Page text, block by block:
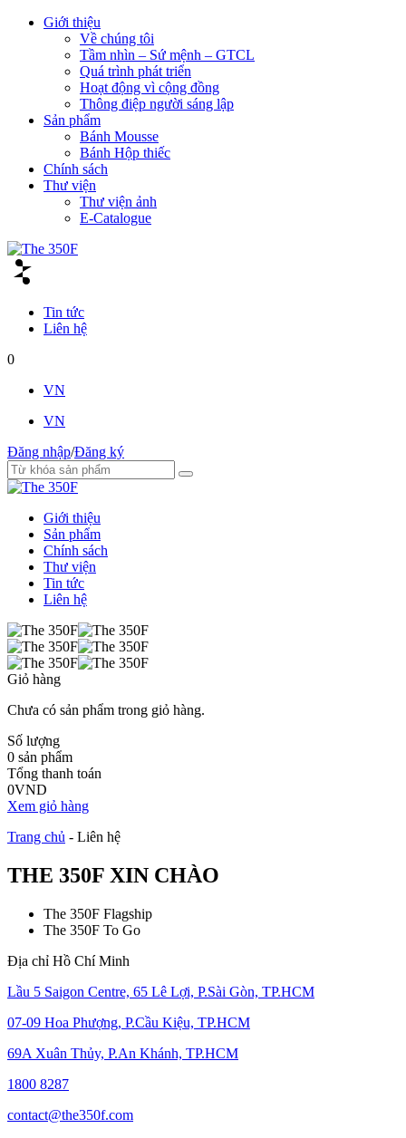
Giới thiệu
Về chúng tôi
Tầm nhìn – Sứ mệnh – GTCL
Quá trình phát triển
Hoạt động vì cộng đồng
Thông điệp người sáng lập
Sản phẩm
Bánh Mousse
Bánh Hộp thiếc
Chính sách
Thư viện
Thư viện ảnh
E-Catalogue
Tin tức
Liên hệ
0
VN
VN
Đăng nhập/Đăng ký
Giới thiệu
Sản phẩm
Chính sách
Thư viện
Tin tức
Liên hệ
Giỏ hàng
Chưa có sản phẩm trong giỏ hàng.
Số lượng
0 sản phẩm
Tổng thanh toán
0VND
Xem giỏ hàng
Trang chủ - Liên hệ
THE 350F XIN CHÀO
The 350F Flagship
The 350F To Go
Địa chỉ Hồ Chí Minh
Lầu 5 Saigon Centre, 65 Lê Lợi, P.Sài Gòn, TP.HCM
07-09 Hoa Phượng, P.Cầu Kiệu, TP.HCM
69A Xuân Thủy, P.An Khánh, TP.HCM
1800 8287
contact@the350f.com